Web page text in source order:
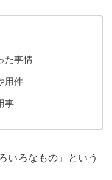
た事情
用件
事
いろなもの」という